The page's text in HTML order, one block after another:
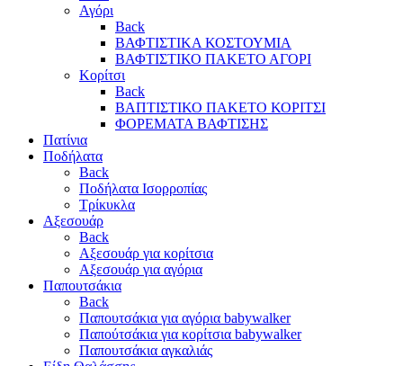
Αγόρι
Back
ΒΑΦΤΙΣΤΙΚΑ ΚΟΣΤΟΥΜΙΑ
ΒΑΦΤΙΣΤΙΚΟ ΠΑΚΕΤΟ ΑΓΟΡΙ
Κορίτσι
Back
ΒΑΠΤΙΣΤΙΚΟ ΠΑΚΕΤΟ ΚΟΡΙΤΣΙ
ΦΟΡΕΜΑΤΑ ΒΑΦΤΙΣΗΣ
Πατίνια
Ποδήλατα
Back
Ποδήλατα Ισορροπίας
Τρίκυκλα
Αξεσουάρ
Back
Αξεσουάρ για κορίτσια
Αξεσουάρ για αγόρια
Παπουτσάκια
Back
Παπουτσάκια για αγόρια babywalker
Παπούτσάκια για κορίτσια babywalker
Παπουτσάκια αγκαλιάς